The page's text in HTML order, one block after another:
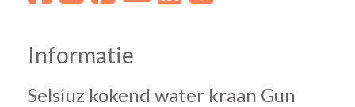
Informatie
Selsiuz kokend water kraan Gun